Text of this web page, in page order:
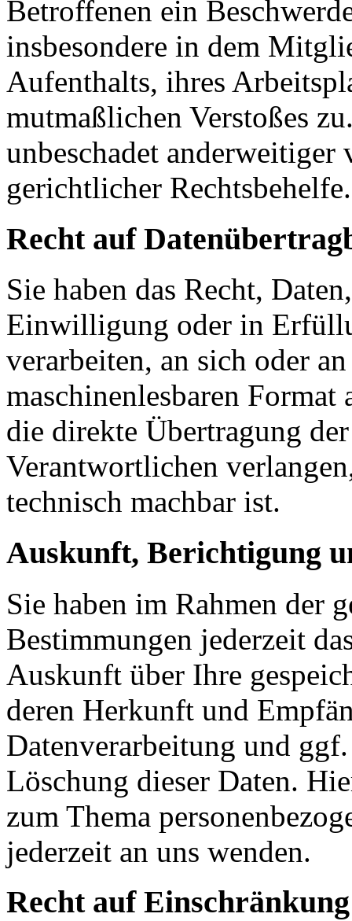
Betroffenen ein
insbesondere in dem
Aufenthalts, ihres
mutmaßlichen Verstoßes
unbeschadet
gerichtlicher Rechtsbehelfe.
Recht auf
Sie haben das Recht,
Einwilligung oder in
verarbeiten, an sich oder
maschinenlesbaren Format
die direkte Übertragung
Verantwortlichen
technisch machbar ist.
Auskunft, Berichtigung
Sie haben im Rahmen der
Bestimmungen jederzeit
Auskunft über Ihre
deren Herkunft und
Datenverarbeitung und
Löschung dieser Daten.
zum Thema
jederzeit an uns wenden.
Recht auf